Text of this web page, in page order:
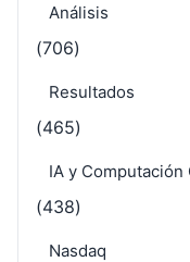
Análisis
(706)
Resultados
(465)
IA y Computación
(438)
Nasdaq